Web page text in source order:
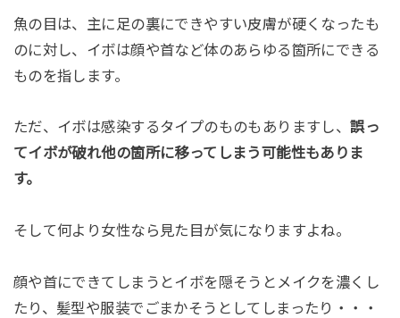
魚の目は、主に足の裏にできやすい皮膚が硬くなったも
のに対し、イボは顔や首など体のあらゆる箇所にできる
ものを指します。
ただ、イボは感染するタイプのものもありますし、誤っ
てイボが破れ他の箇所に移ってしまう可能性もありま
す。
そして何より女性なら見た目が気になりますよね。
顔や首にできてしまうとイボを隠そうとメイクを濃くし
たり、髪型や服装でごまかそうとしてしまったり・・・